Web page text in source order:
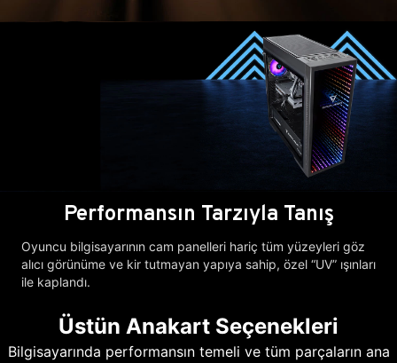
Performansın Tarzıyla Tanış
Oyuncu bilgisayarının cam panelleri hariç tüm yüzeyleri göz
alıcı görünüme ve kir tutmayan yapıya sahip, özel “UV” ışınları
ile kaplandı.
Üstün Anakart Seçenekleri
Bilgisayarında performansın temeli ve tüm parçaların ana